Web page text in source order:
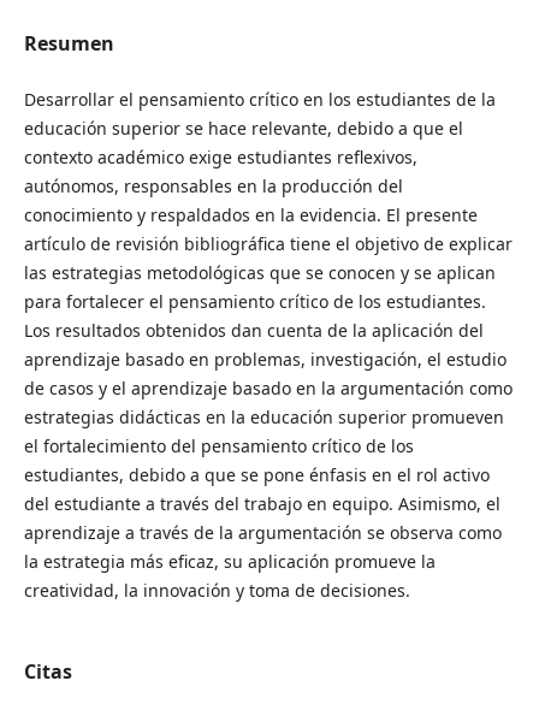
Resumen
Desarrollar el pensamiento crítico en los estudiantes de la
educación superior se hace relevante, debido a que el
contexto académico exige estudiantes reflexivos,
autónomos, responsables en la producción del
conocimiento y respaldados en la evidencia. El presente
artículo de revisión bibliográfica tiene el objetivo de explicar
las estrategias metodológicas que se conocen y se aplican
para fortalecer el pensamiento crítico de los estudiantes.
Los resultados obtenidos dan cuenta de la aplicación del
aprendizaje basado en problemas, investigación, el estudio
de casos y el aprendizaje basado en la argumentación como
estrategias didácticas en la educación superior promueven
el fortalecimiento del pensamiento crítico de los
estudiantes, debido a que se pone énfasis en el rol activo
del estudiante a través del trabajo en equipo. Asimismo, el
aprendizaje a través de la argumentación se observa como
la estrategia más eficaz, su aplicación promueve la
creatividad, la innovación y toma de decisiones.
Citas